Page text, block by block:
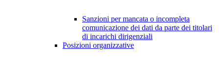
Sanzioni per mancata o incompleta
comunicazione dei dati da parte dei titolari
di incarichi dirigenziali
Posizioni organizzative